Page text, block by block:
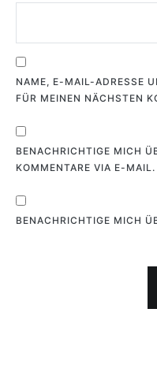
NAME, E-MAIL-ADRESSE
FÜR MEINEN NÄCHSTEN
BENACHRICHTIGE MICH
KOMMENTARE VIA E-MAIL.
BENACHRICHTIGE MICH